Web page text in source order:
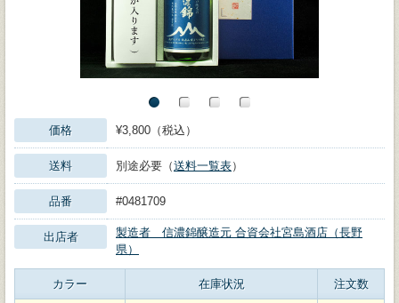
価格 ¥3,800（税込）
送料 別途必要（送料一覧表）
品番 #0481709
出店者
製造者 信濃錦醸造元 合資会社宮島酒店（長野
県）
カラー 在庫状況 注文数